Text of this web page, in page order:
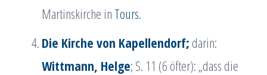
Martinskirche in Tours.
Die Kirche von Kapellendorf; darin:
Wittmann, Helge; S. 11 (6 öfter): „dass die